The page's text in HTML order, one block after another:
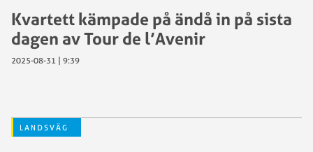
Kvartett kämpade på ändå in på sista
dagen av Tour de l’Avenir
2025-08-31 | 9:39
LANDSVÄG